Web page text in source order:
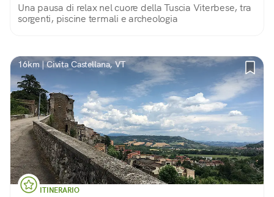
Una pausa di relax nel cuore della Tuscia Viterbese, tra
sorgenti, piscine termali e archeologia
16km | Civita Castellana, VT
ITINERARIO